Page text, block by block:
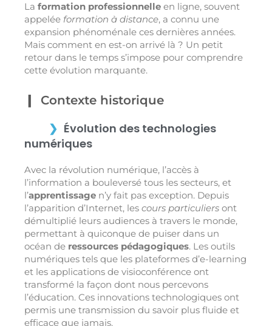
La formation professionnelle en ligne, souvent
appelée formation à distance, a connu une
expansion phénoménale ces dernières années.
Mais comment en est-on arrivé là ? Un petit
retour dans le temps s’impose pour comprendre
cette évolution marquante.
Contexte historique
Évolution des technologies
numériques
Avec la révolution numérique, l’accès à
l’information a bouleversé tous les secteurs, et
l’apprentissage n’y fait pas exception. Depuis
l’apparition d’Internet, les cours particuliers ont
démultiplié leurs audiences à travers le monde,
permettant à quiconque de puiser dans un
océan de ressources pédagogiques. Les outils
numériques tels que les plateformes d’e-learning
et les applications de visioconférence ont
transformé la façon dont nous percevons
l’éducation. Ces innovations technologiques ont
permis une transmission du savoir plus fluide et
efficace que jamais.